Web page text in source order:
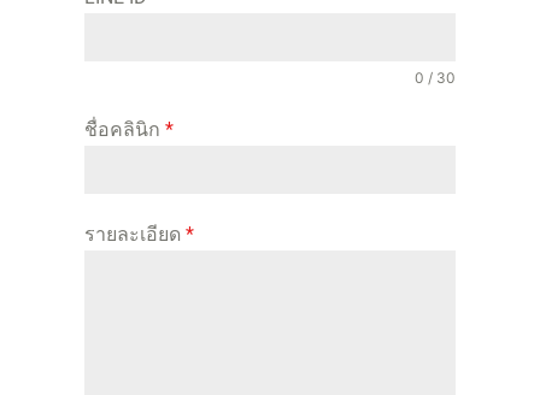
0 / 30
ชื่อคลินิก *
รายละเอียด *